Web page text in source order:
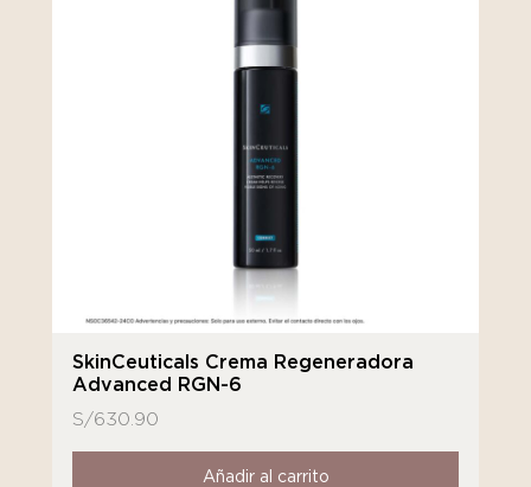
SkinCeuticals Crema Regeneradora
Advanced RGN-6
S/630.90
Añadir al carrito